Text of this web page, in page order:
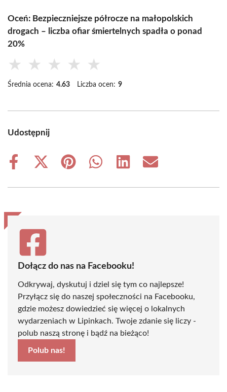
Oceń: Bezpieczniejsze półrocze na małopolskich
drogach – liczba ofiar śmiertelnych spadła o ponad
20%
★ ★ ★ ★ ★
Średnia ocena: 4.63 Liczba ocen: 9
Udostępnij
Share
Share
(Twitter)
Share
Share
Share
Share
Dołącz do nas na Facebooku!
Odkrywaj, dyskutuj i dziel się tym co najlepsze!
Przyłącz się do naszej społeczności na Facebooku,
gdzie możesz dowiedzieć się więcej o lokalnych
wydarzeniach w Lipinkach. Twoje zdanie się liczy -
polub naszą stronę i bądź na bieżąco!
Polub nas!